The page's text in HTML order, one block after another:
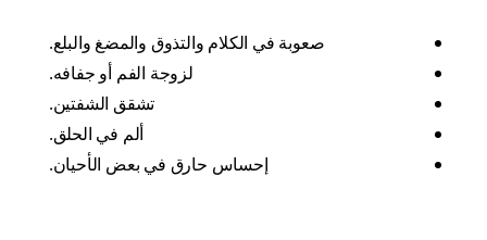
صعوبة في الكلام والتذوق والمضغ والبلع.
لزوجة الفم أو جفافه.
تشقق الشفتين.
ألم في الحلق.
إحساس حارق في بعض الأحيان.